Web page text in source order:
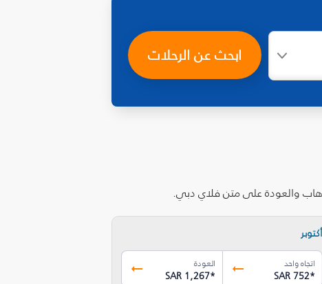
ابحث عن الرحلات
والعودة على متن فلاي دبي.
أكتوبر
اتجاه واحد
SAR 752*
العودة
SAR 1,267*